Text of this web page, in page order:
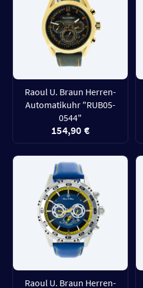
Raoul U. Braun Herren-
Automatikuhr "RUB05-
0544"
154,90 €
Raoul U. Braun Herren-